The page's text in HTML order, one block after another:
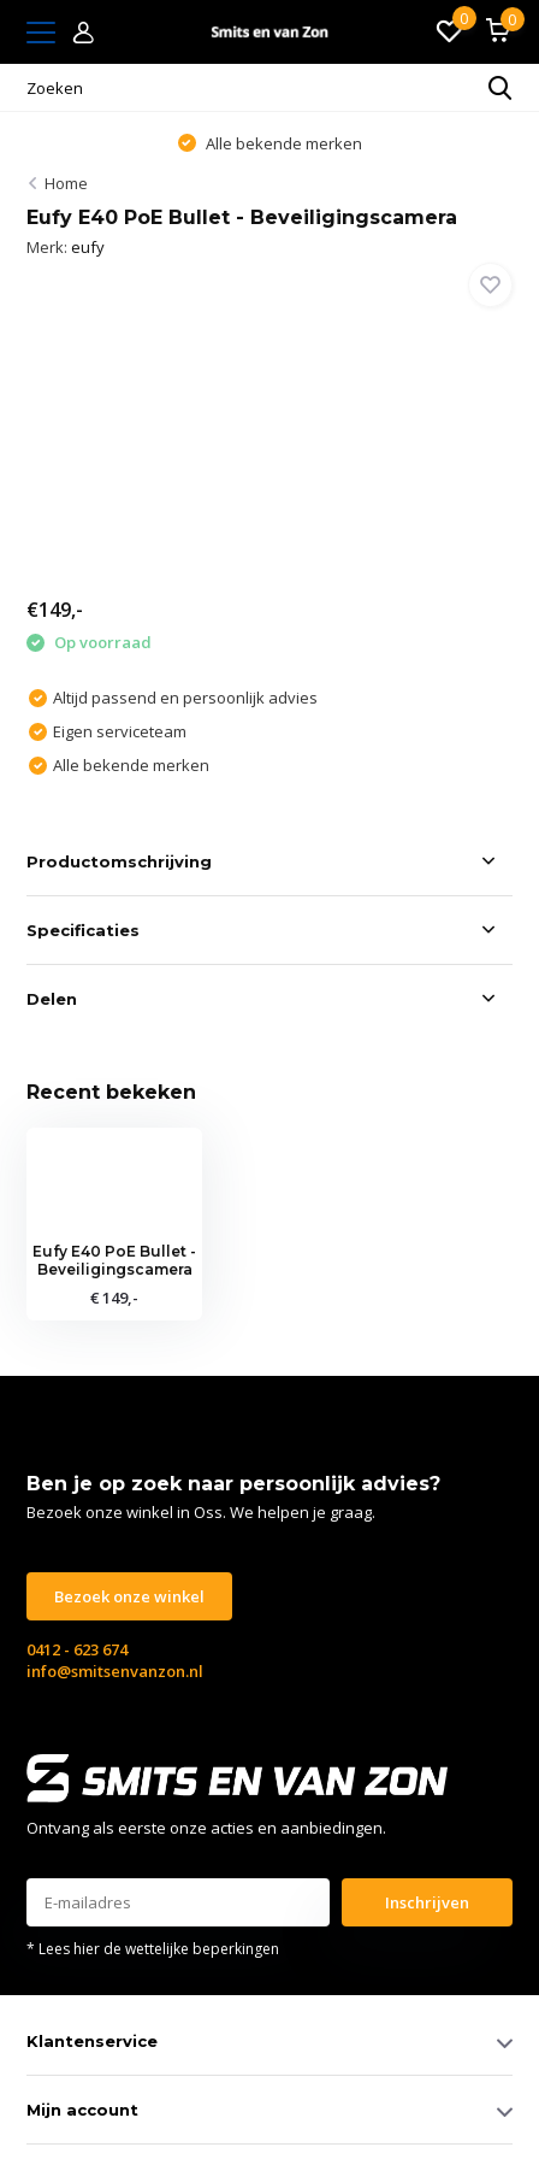
0 0
Alle bekende merken
Home
Eufy E40 PoE Bullet - Beveiligingscamera
Merk:eufy
€149,-
Op voorraad
Altijd passend en persoonlijk advies
Eigen serviceteam
Alle bekende merken
Productomschrijving
Specificaties
Delen
Recent bekeken
Eufy E40 PoE Bullet -
Beveiligingscamera
€ 149,-
Ben je op zoek naar persoonlijk advies?
Bezoek onze winkel in Oss. We helpen je graag.
Bezoek onze winkel
0412 - 623 674
info@smitsenvanzon.nl
Ontvang als eerste onze acties en aanbiedingen.
Inschrijven
* Lees hier de wettelijke beperkingen
Klantenservice
Mijn account